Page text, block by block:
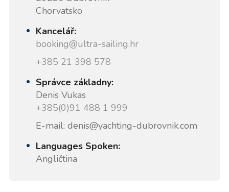
Chorvatsko
Kancelář:
booking@ultra-sailing.hr
+385 21 398 578
Správce základny:
Denis Vukas
+385(0)91 488 1 999
E-mail: denis@yachting-dubrovnik.com
Languages Spoken:
Angličtina